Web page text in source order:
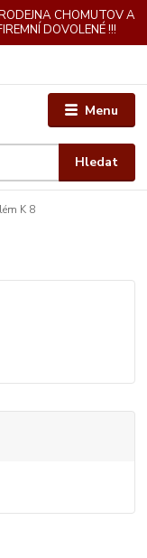
CHOMUTOV A
DOVOLENÉ !!!
Menu
Hledat
K 8